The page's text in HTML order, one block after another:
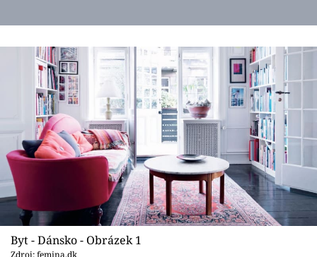
Byt - Dánsko - Obrázek 1
Zdroj: femina.dk